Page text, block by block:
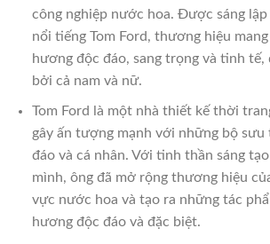
công nghiệp nước hoa. Được sáng
nổi tiếng Tom Ford, thương hiệu
hương độc đáo, sang trọng và tinh
bởi cả nam và nữ.
Tom Ford là một nhà thiết kế thời
gây ấn tượng mạnh với những bộ
đáo và cá nhân. Với tinh thần sáng
mình, ông đã mở rộng thương hiệu
vực nước hoa và tạo ra những tác
hương độc đáo và đặc biệt.